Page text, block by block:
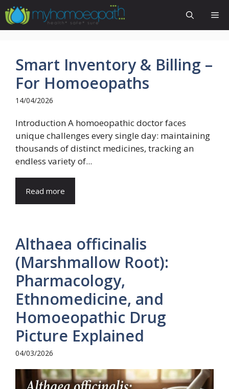
Skip
to
content
Smart Inventory & Billing –
For Homoeopaths
14/04/2026
Introduction A homoeopathic doctor faces
unique challenges every single day: maintaining
thousands of distinct medicines, tracking an
endless variety of...
Read more
Althaea officinalis
(Marshmallow Root):
Pharmacology,
Ethnomedicine, and
Homoeopathic Drug
Picture Explained
04/03/2026